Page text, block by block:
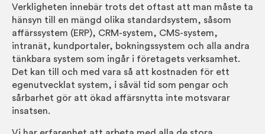
Verkligheten innebär trots det oftast att man måste ta
hänsyn till en mängd olika standardsystem, såsom
affärssystem (ERP), CRM-system, CMS-system,
intranät, kundportaler, bokningssystem och alla andra
tänkbara system som ingår i företagets verksamhet.
Det kan till och med vara så att kostnaden för ett
egenutvecklat system, i såväl tid som pengar och
sårbarhet gör att ökad affärsnytta inte motsvarar
insatsen.